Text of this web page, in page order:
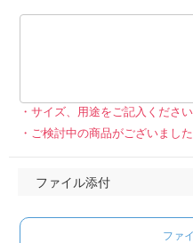
サイズ、用途をご記入ください
ご検討中の商品がございまし
ファイル添付
ファ